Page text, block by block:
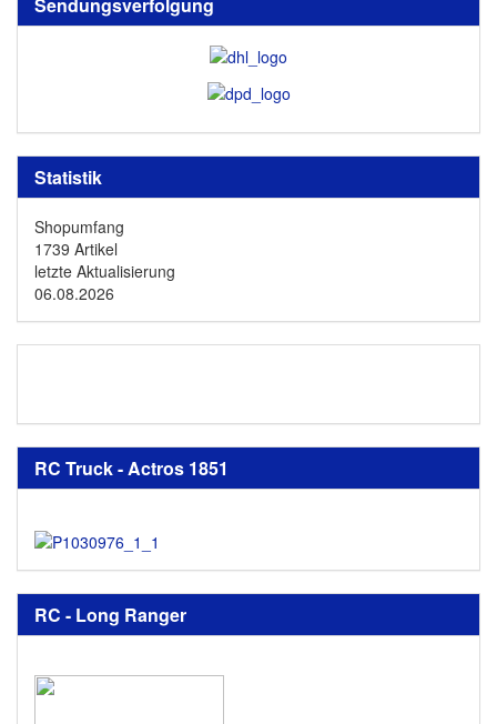
Statistik
Shopumfang
1739 Artikel
letzte Aktualisierung
06.08.2026
RC Truck - Actros 1851
RC - Long Ranger